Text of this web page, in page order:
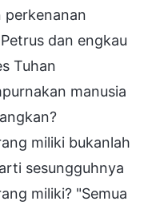
perkenanan
dan engkau
Tuhan
manusia
miliki bukanlah
sesungguhnya
miliki? "Semua